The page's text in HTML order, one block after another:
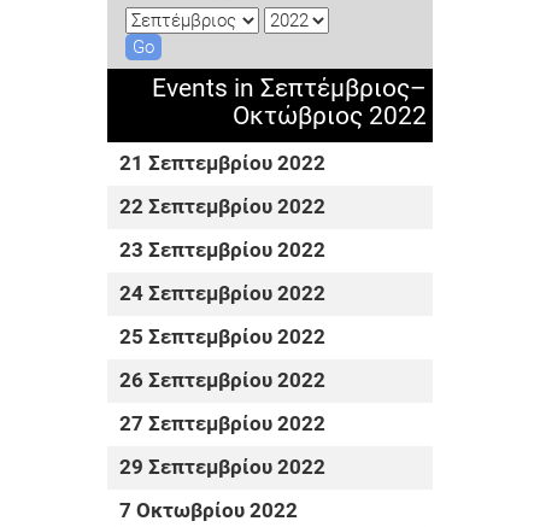
M
o
n
Y
a
r
Events in Σεπτέμβριος–
Οκτώβριος 2022
21 Σεπτεμβρίου 2022
22 Σεπτεμβρίου 2022
23 Σεπτεμβρίου 2022
24 Σεπτεμβρίου 2022
25 Σεπτεμβρίου 2022
26 Σεπτεμβρίου 2022
27 Σεπτεμβρίου 2022
29 Σεπτεμβρίου 2022
7 Οκτωβρίου 2022